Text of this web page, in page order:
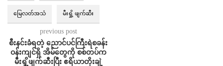
မြေလတ်အသံ မီးရှို့ ဖျက်ဆီး
previous post
စီးနင်းခံရတဲ့ ညောင်ပင်ကြီးရဲစခန်း
ဝန်းကျင်ရှိ အိမ်တွေကို စစ်တပ်က
မီးရှို့ဖျက်ဆီးပြီး ဧရိယာတိုးချဲ့